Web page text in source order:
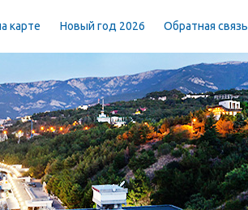
карте Новый год 2026 Обратная связь